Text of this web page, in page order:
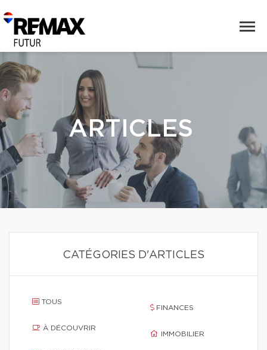
ARTICLES
CATÉGORIES D'ARTICLES
TOUS
À DÉCOUVRIR
FINANCES
IMMOBILIER